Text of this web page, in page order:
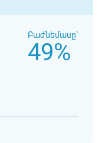
Բաժնեմասը`
49%